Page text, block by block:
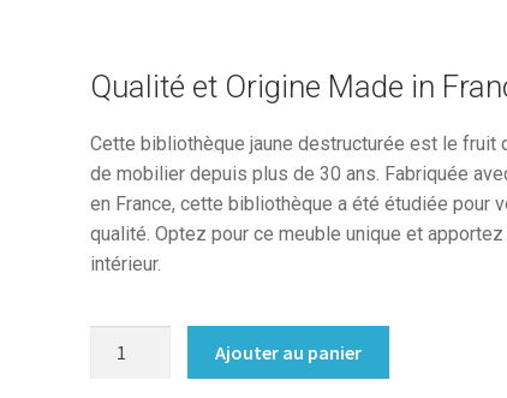
Qualité et Origine Made in
Cette bibliothèque jaune destructurée est le fruit
de mobilier depuis plus de 30 ans. Fabriquée
en France, cette bibliothèque a été étudiée pour
qualité. Optez pour ce meuble unique et
intérieur.
Ajouter au panier